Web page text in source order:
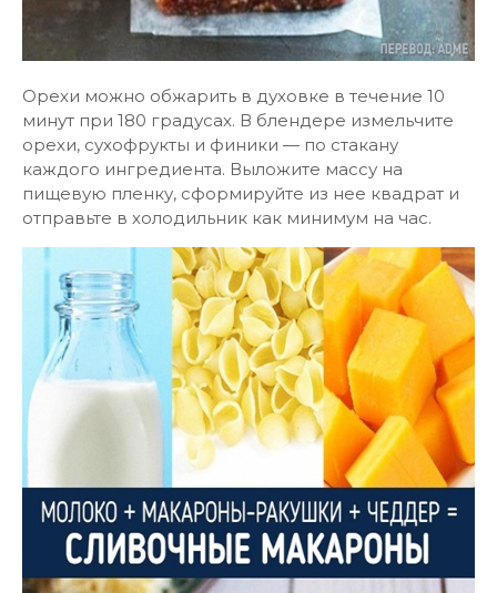
Орехи можно обжарить в духовке в течение 10
минут при 180 градусах. В блендере измельчите
орехи, сухофрукты и финики — по стакану
каждого ингредиента. Выложите массу на
пищевую пленку, сформируйте из нее квадрат и
отправьте в холодильник как минимум на час.